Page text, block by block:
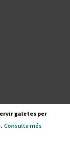
galetes per
Consulta més